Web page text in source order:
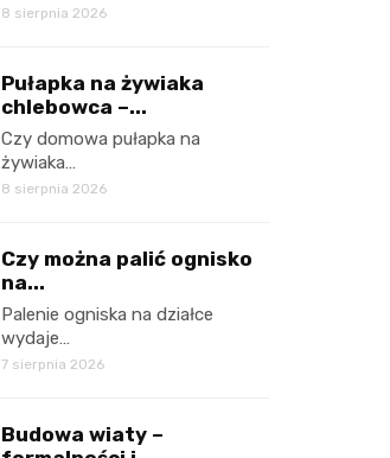
8 sierpnia 2026
Pułapka na żywiaka
chlebowca –...
Czy domowa pułapka na
żywiaka…
8 sierpnia 2026
Czy można palić ognisko
na...
Palenie ogniska na działce
wydaje…
7 sierpnia 2026
Budowa wiaty –